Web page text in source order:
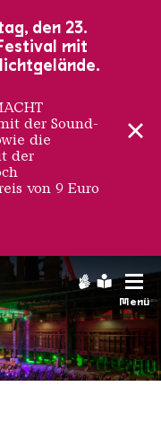
Menü
den 23.
mit
der Sound-
die
der
von 9 Euro